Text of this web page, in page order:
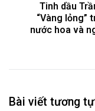
Tinh dầu
“Vàng lỏng”
nước hoa và
Bài viết tương tự